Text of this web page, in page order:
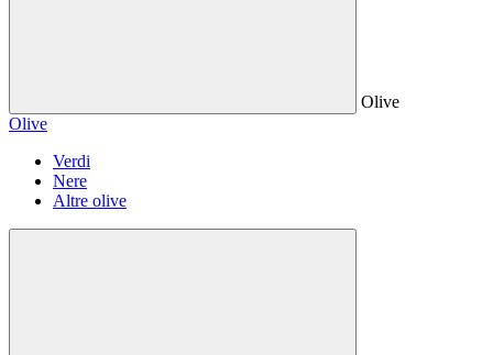
Olive
Olive
Verdi
Nere
Altre olive